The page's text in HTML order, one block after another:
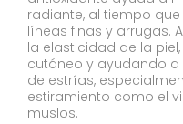
radiante, al tiempo
líneas finas y arrugas.
la elasticidad de la
cutáneo y ayudando a
de estrías,
estiramiento como el
muslos.